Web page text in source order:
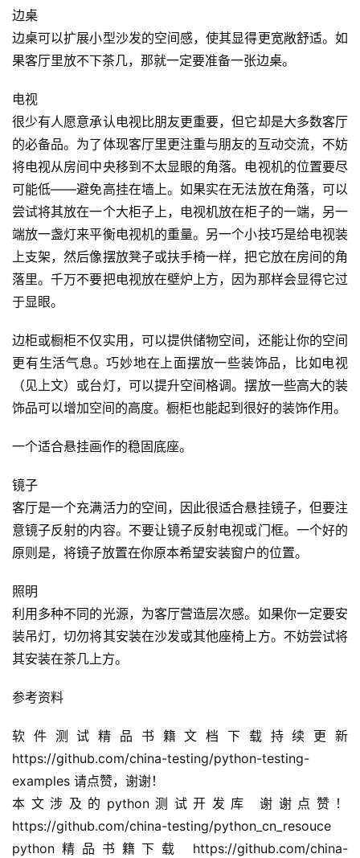
边桌
边桌可以扩展小型沙发的空间感，使其显得更宽敞舒适。如
果客厅里放不下茶几，那就一定要准备一张边桌。
电视
很少有人愿意承认电视比朋友更重要，但它却是大多数客厅
的必备品。为了体现客厅里更注重与朋友的互动交流，不妨
将电视从房间中央移到不太显眼的角落。电视机的位置要尽
可能低——避免高挂在墙上。如果实在无法放在角落，可以
尝试将其放在一个大柜子上，电视机放在柜子的一端，另一
端放一盏灯来平衡电视机的重量。另一个小技巧是给电视装
上支架，然后像摆放凳子或扶手椅一样，把它放在房间的角
落里。千万不要把电视放在壁炉上方，因为那样会显得它过
于显眼。
边柜或橱柜不仅实用，可以提供储物空间，还能让你的空间
更有生活气息。巧妙地在上面摆放一些装饰品，比如电视
（见上文）或台灯，可以提升空间格调。摆放一些高大的装
饰品可以增加空间的高度。橱柜也能起到很好的装饰作用。
一个适合悬挂画作的稳固底座。
镜子
客厅是一个充满活力的空间，因此很适合悬挂镜子，但要注
意镜子反射的内容。不要让镜子反射电视或门框。一个好的
原则是，将镜子放置在你原本希望安装窗户的位置。
照明
利用多种不同的光源，为客厅营造层次感。如果你一定要安
装吊灯，切勿将其安装在沙发或其他座椅上方。不妨尝试将
其安装在茶几上方。
参考资料
软件测试精品书籍文档下载持续更新
https://github.com/china-testing/python-testing-
examples 请点赞，谢谢！
本文涉及的python测试开发库 谢谢点赞！
https://github.com/china-testing/python_cn_resouce
python精品书籍下载 https://github.com/china-